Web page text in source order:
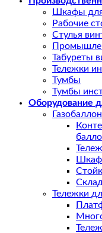
Шкафы
Рабочие
Стулья
Табуреты
Тележки
Тумбы
Тумбы
Оборудование
Тележки